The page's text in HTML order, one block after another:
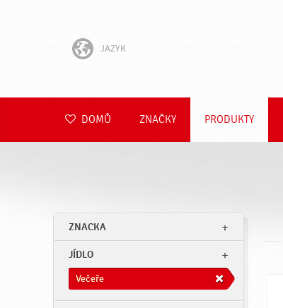
JAZYK
Hrvatski
Română
Deutsch
DOMŮ ZNAČKY PRODUKTY
ZNACKA
JÍDLO
Večeře